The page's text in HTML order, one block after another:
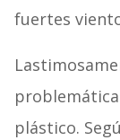
fuertes
plástico.